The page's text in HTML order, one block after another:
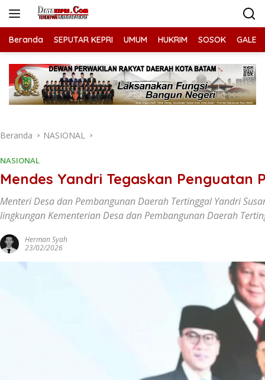
Beranda SEPUTAR KEPRI UMUM HUKRIM SOSOK
Beranda NASIONAL
NASIONAL
Mendes Yandri Tegaskan Penguatan
Menteri Desa dan Pembangunan Daerah Tertinggal Yandri
lingkungan Kementerian Desa dan Pembangunan Daerah
Herman Syah
23/02/2026